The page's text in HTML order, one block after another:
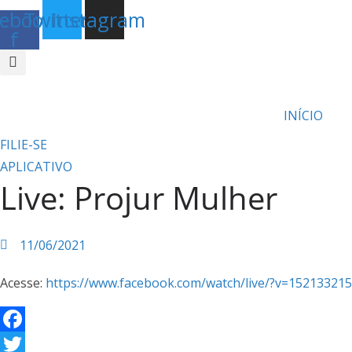
f
Twitter
Instagram
INÍCIO
FILIE-SE
APLICATIVO
Live: Projur Mulher
11/06/2021
Acesse: https://www.facebook.com/watch/live/
F